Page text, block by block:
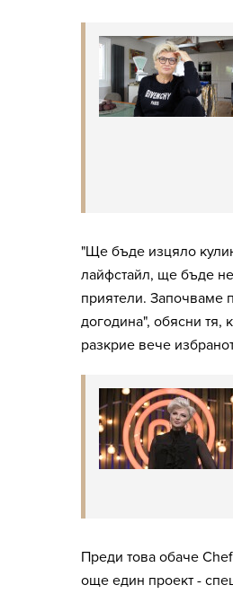
"Ще бъде изцяло
лайфстайл, ще бъде
приятели. Започваме
догодина", обясни тя,
разкрие вече
Преди това обаче
още един проект -